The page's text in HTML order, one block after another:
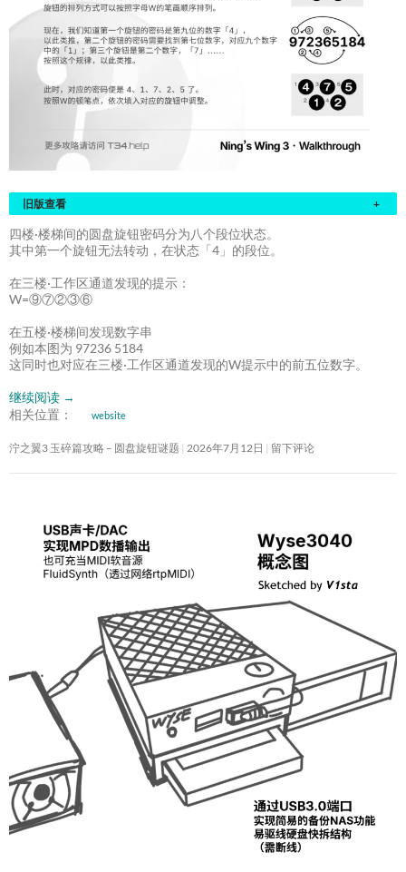
旧版查看 +
四楼·楼梯间的圆盘旋钮密码分为八个段位状态。
其中第一个旋钮无法转动，在状态「4」的段位。
在三楼·工作区通道发现的提示：
W=⑨⑦②③⑥
在五楼·楼梯间发现数字串
例如本图为 97236 5184
这同时也对应在三楼·工作区通道发现的W提示中的前五位数字。
继续阅读 →
相关位置：
website
泞之翼3 玉碎篇攻略 – 圆盘旋钮谜题 2026年7月12日 留下评论